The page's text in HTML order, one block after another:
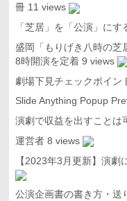
冊 11 views
「芝居」を「公演」にす
盛岡「もりげき八時の芝
8時開演を定着 9 views
劇場下見チェックポイン
Slide Anything Popup
演劇で収益を出すことは
運営者 8 views
【2023年3月更新】演劇
公演企画書の書き方・送